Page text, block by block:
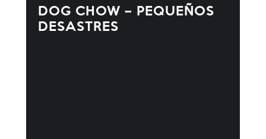
DOG CHOW – PEQUEÑOS
DESASTRES